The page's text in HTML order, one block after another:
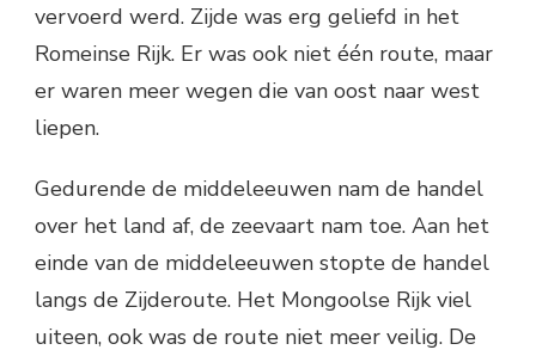
vervoerd werd. Zijde was erg geliefd in het
Romeinse Rijk. Er was ook niet één route, maar
er waren meer wegen die van oost naar west
liepen.
Gedurende de middeleeuwen nam de handel
over het land af, de zeevaart nam toe. Aan het
einde van de middeleeuwen stopte de handel
langs de Zijderoute. Het Mongoolse Rijk viel
uiteen, ook was de route niet meer veilig. De